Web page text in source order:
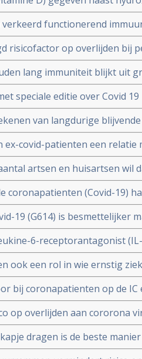
behandeling voor COVID-
intensive care-afdeling en
functionerend
bij ca 10 tot 15 procent
risicofactor op overlijden bij
zelfs na correctie voor
- comorbiditeit
lang immuniteit blijkt uit
had antistoffen en 44
en immuniteit.
speciale editie over Covid
ook gelezen zouden
van langdurige
na milde infecties. Blijkt
ex-covid-patienten een relatie
Er zijn wel heel veel
artsen en huisartsen wil
om de huisarts te vragen
19 zoals die nu geldt.
coronapatienten (Covid-19)
spierpijn (63%), koude
(57%)
19 (G614) is besmettelijker
in USA. En
over zodra deze kruisen.
6-receptorantagonist
mechanische beademing
het cytokine-release-
ook een rol in wie ernstig
nieuwe studies
bij coronapatienten op de
in Frankrijk. Ook elders is
op overlijden aan cororona
aan de beademing liggen.
dragen is de beste
verminderen. Blijkt uit grote